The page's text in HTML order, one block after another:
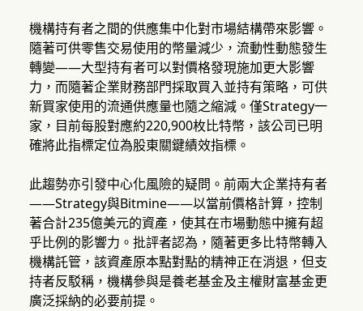
機構持有者之間的供應集中化對市場結構帶來影響。
隨著可供零售交易使用的幣量減少，流動性動態發生
轉變——大型持有者可以對價格發現施加更大影響
力，而隨著企業財務部門採取買入並持有策略，可供
新買家使用的流通供應量也隨之縮減。僅Strategy一
家，目前每股對應約220,900枚比特幣，該公司已明
確將此指標定位為股東關鍵績效指標。
此趨勢亦引發中心化風險的疑問。前兩大企業持有者
——Strategy與Bitmine——以當前價格計算，控制
著合計235億美元的資產，使其在市場動態中擁有超
乎比例的影響力。批評者認為，隨著更多比特幣轉入
機構託管，該資產原本點對點的精神正在消退，但支
持者反駁稱，機構參與是養老基金及主權財富基金更
廣泛採納的必要前提。